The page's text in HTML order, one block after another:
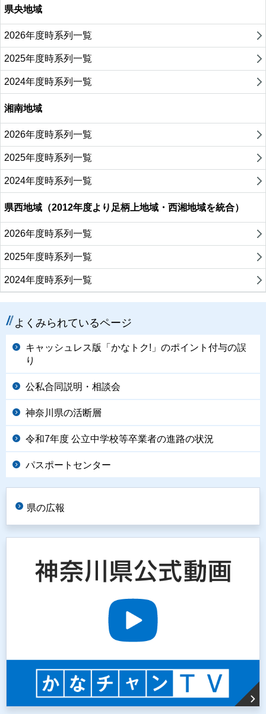
県央地域
2026年度時系列一覧
2025年度時系列一覧
2024年度時系列一覧
湘南地域
2026年度時系列一覧
2025年度時系列一覧
2024年度時系列一覧
県西地域（2012年度より足柄上地域・西湘地域を統合）
2026年度時系列一覧
2025年度時系列一覧
2024年度時系列一覧
よくみられているページ
キャッシュレス版「かなトク!」のポイント付与の誤
り
公私合同説明・相談会
神奈川県の活断層
令和7年度 公立中学校等卒業者の進路の状況
パスポートセンター
県の広報